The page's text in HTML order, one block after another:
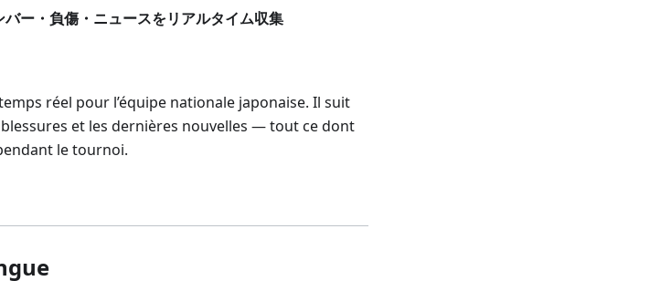
ー・負傷・ニュースをリアルタイム収集
réel pour l’équipe nationale japonaise. Il suit
blessures et les dernières nouvelles — tout ce dont
le tournoi.